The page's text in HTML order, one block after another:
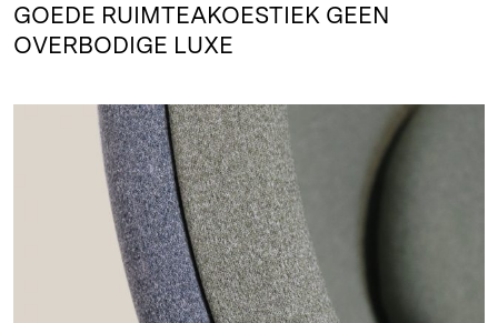
GOEDE RUIMTEAKOESTIEK GEEN
OVERBODIGE LUXE